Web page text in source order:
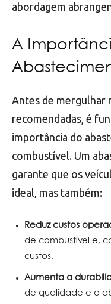
abordagem
A
Antes de mergulhar
recomendadas, é
importância do
combustível. Um
garante que os
ideal, mas também:
Reduz custos
de combustível e,
custos.
Aumenta a
de qualidade e o